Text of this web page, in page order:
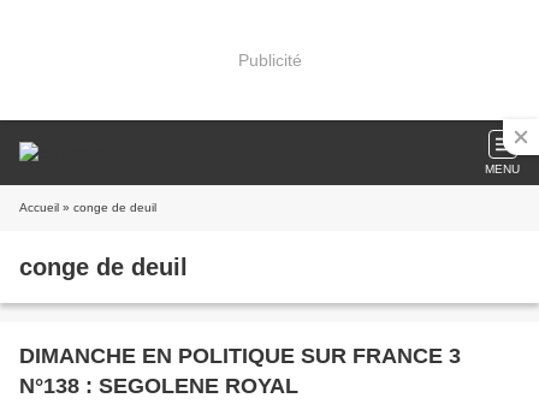
Publicité
MENU
Accueil » conge de deuil
conge de deuil
DIMANCHE EN POLITIQUE SUR FRANCE 3
N°138 : SEGOLENE ROYAL